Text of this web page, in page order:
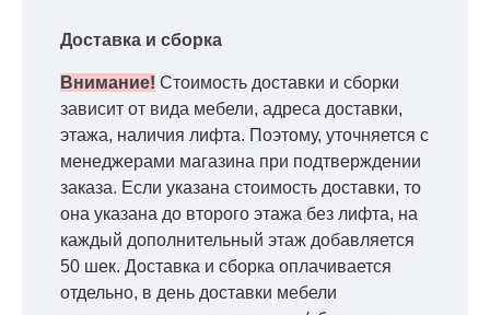
Доставка и сборка
Внимание! Стоимость доставки и сборки
зависит от вида мебели, адреса доставки,
этажа, наличия лифта. Поэтому, уточняется с
менеджерами магазина при подтверждении
заказа. Если указана стоимость доставки, то
она указана до второго этажа без лифта, на
каждый дополнительный этаж добавляется
50 шек. Доставка и сборка оплачивается
отдельно, в день доставки мебели